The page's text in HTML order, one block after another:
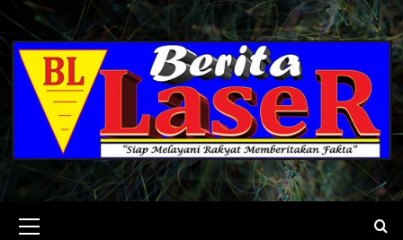
Skip
to
content
Menu